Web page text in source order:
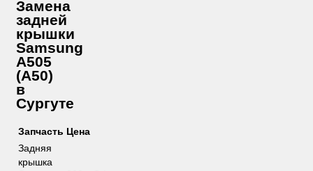
Замена
задней
крышки
Samsung
A505
(A50)
в
Сургуте
Запчасть Цена
Задняя
крышка